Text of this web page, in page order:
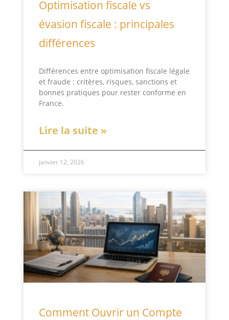
Optimisation fiscale vs
évasion fiscale : principales
différences
Différences entre optimisation fiscale légale
et fraude : critères, risques, sanctions et
bonnes pratiques pour rester conforme en
France.
Lire la suite »
janvier 12, 2026
Comment Ouvrir un Compte